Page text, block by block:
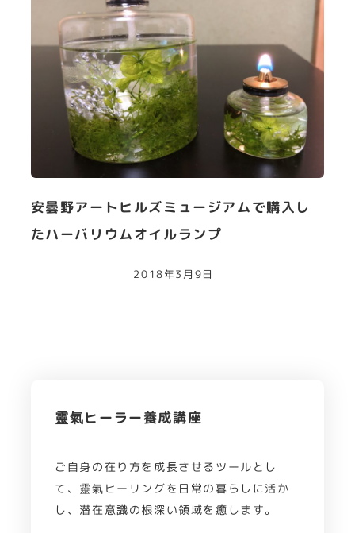
安曇野アートヒルズミュージアムで購入し
たハーバリウムオイルランプ
2018年3月9日
靈氣ヒーラー養成講座
ご自身の在り方を成長させるツールとし
て、靈氣ヒーリングを日常の暮らしに活か
し、潜在意識の根深い領域を癒します。